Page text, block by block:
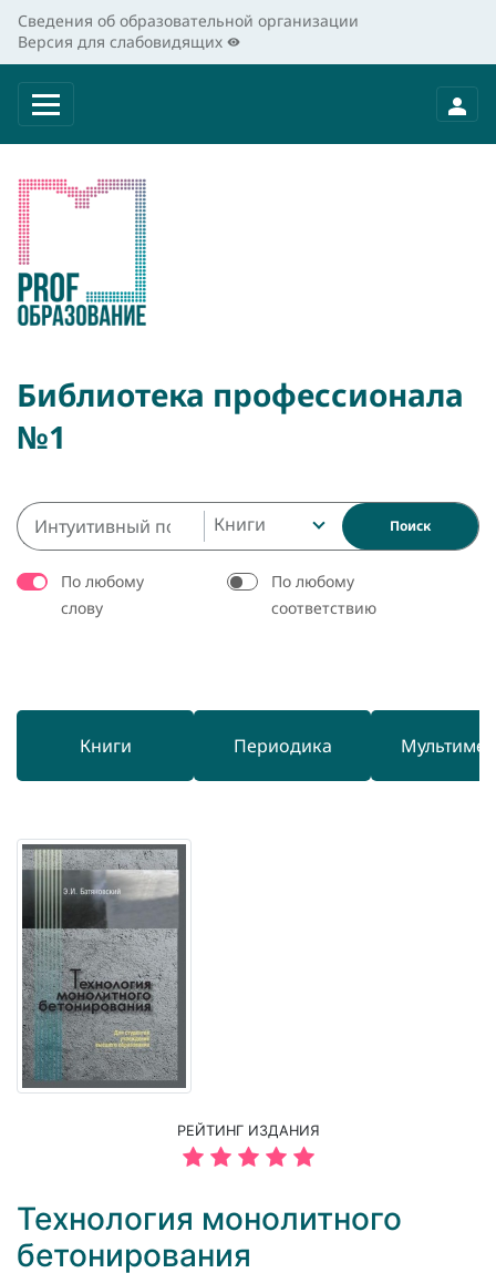
Сведения об образовательной организации
Версия для слабовидящих
Библиотека профессионала
№1
Книги Поиск
По любому
слову
По любому
соответствию
Книги Периодика
РЕЙТИНГ ИЗДАНИЯ
Технология монолитного
бетонирования